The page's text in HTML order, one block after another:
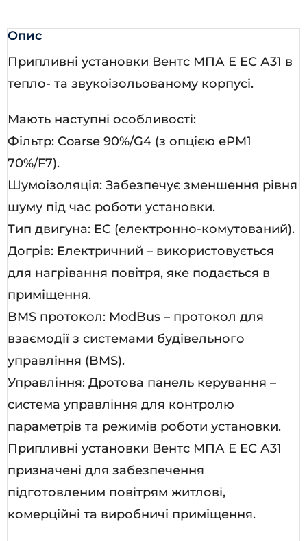
Опис
Припливні установки Вентс МПА Е ЕС А31 в
тепло- та звукоізольованому корпусі.
Мають наступні особливості:
Фільтр: Coarse 90%/G4 (з опцією ePM1
70%/F7).
Шумоізоляція: Забезпечує зменшення рівня
шуму під час роботи установки.
Тип двигуна: EC (електронно-комутований).
Догрів: Електричний – використовується
для нагрівання повітря, яке подається в
приміщення.
BMS протокол: ModBus – протокол для
взаємодії з системами будівельного
управління (BMS).
Управління: Дротова панель керування –
система управління для контролю
параметрів та режимів роботи установки.
Припливні установки Вентс МПА Е ЕС А31
призначені для забезпечення
підготовленим повітрям житлові,
комерційні та виробничі приміщення.